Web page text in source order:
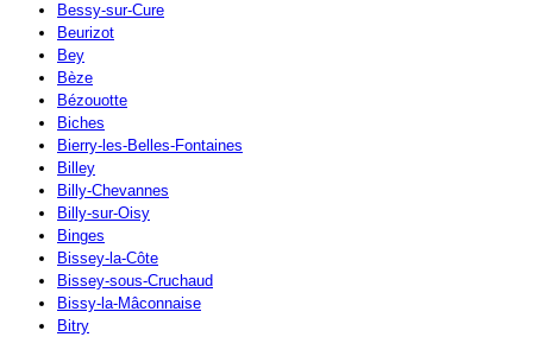
Bessy-sur-Cure
Beurizot
Bey
Bèze
Bézouotte
Biches
Bierry-les-Belles-Fontaines
Billey
Billy-Chevannes
Billy-sur-Oisy
Binges
Bissey-la-Côte
Bissey-sous-Cruchaud
Bissy-la-Mâconnaise
Bitry